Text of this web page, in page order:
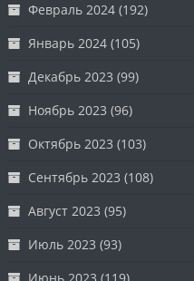
Февраль 2024 (192)
Январь 2024 (105)
Декабрь 2023 (99)
Ноябрь 2023 (96)
Октябрь 2023 (103)
Сентябрь 2023 (108)
Август 2023 (95)
Июль 2023 (93)
Июнь 2023 (119)